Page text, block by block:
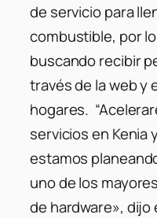
de servicio para
combustible, por
buscando recibir
través de la web y
hogares.
servicios en Kenia
estamos
uno de los
de hardware», dijo